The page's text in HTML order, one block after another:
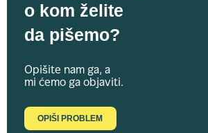
o kom želite
da pišemo?
Opišite nam ga, a
mi ćemo ga objaviti.
OPIŠI PROBLEM